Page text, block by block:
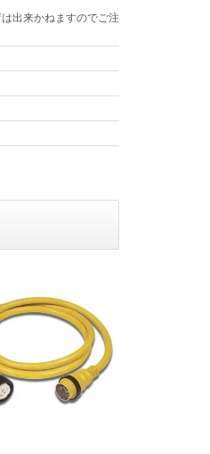
出来かねますのでご注